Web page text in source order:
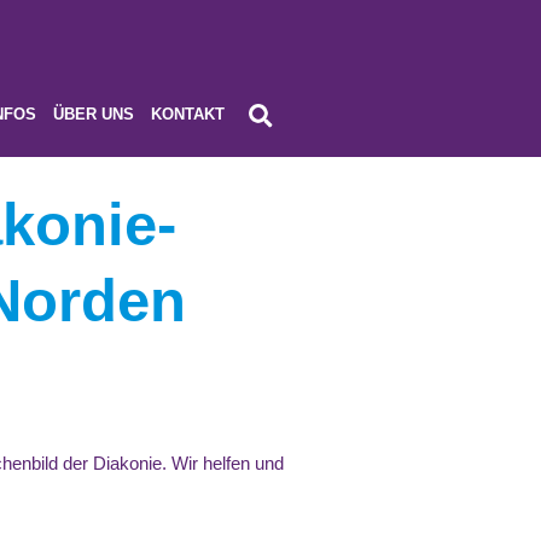
ÜBER UNS KONTAKT
der Diakonie. Wir helfen und